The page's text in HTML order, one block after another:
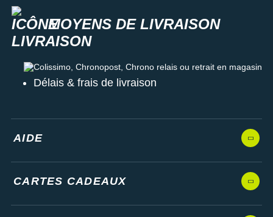
Coloris
Parcourez toute la collection
trouvez ainsi la paire de chaussures de running adaptée pour
les courses longues distances !
Les autres produitsAsics
MOYENS DE LIVRAISON
Colissimo, Chronopost, Chrono relais ou retrait en magasin
Délais & frais de livraison
AIDE
CARTES CADEAUX